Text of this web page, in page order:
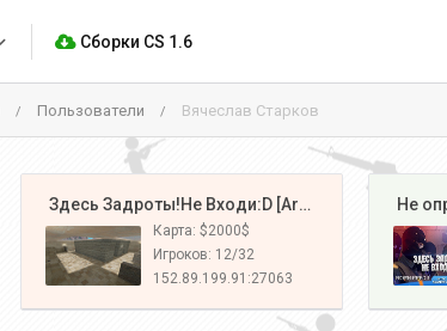
Сборки CS 1.6
/ Пользователи / Вячеслав Старков
️ Здесь Задроты!Не Входи:D [Army#1]
Карта: $2000$
Игроков: 12/32
152.89.199.91:27063
Не